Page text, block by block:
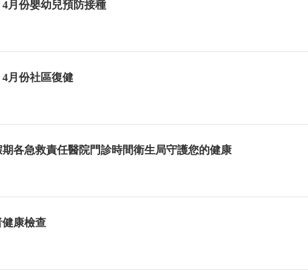
4月份嬰幼兒預防接種
4月份社區復健
各急救責任醫院門診時間衛生局守護您的健康
康檢查